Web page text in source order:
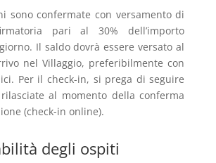
sono confermate con versamento di
pari al 30% dell’importo
Il saldo dovrà essere versato al
nel Villaggio, preferibilmente con
Per il check-in, si prega di seguire
al momento della conferma
(check-in online).
degli ospiti